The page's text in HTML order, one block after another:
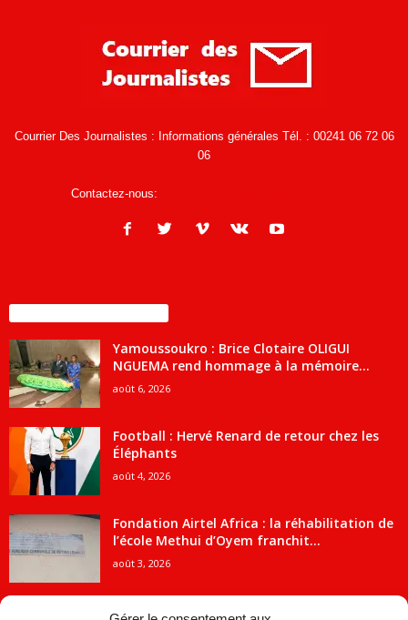
Courrier Des Journalistes : Informations générales Tél. : 00241 06 72 06
06
Contactez-nous:
Yamoussoukro : Brice Clotaire OLIGUI
NGUEMA rend hommage à la mémoire...
août 6, 2026
Football : Hervé Renard de retour chez les
Éléphants
août 4, 2026
Fondation Airtel Africa : la réhabilitation de
l’école Methui d’Oyem franchit...
août 3, 2026